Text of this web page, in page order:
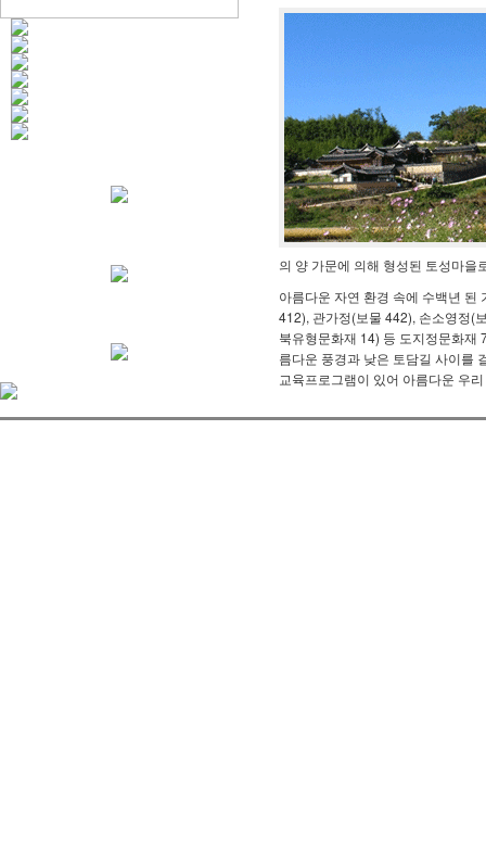
의 양 가문에 의해 형성된 토성마을
아름다운 자연 환경 속에 수백년
412), 관가정(보물 442), 손소영정(
북유형문화재 14) 등 도지정문화재
름다운 풍경과 낮은 토담길 사이를
교육프로그램이 있어 아름다운 우